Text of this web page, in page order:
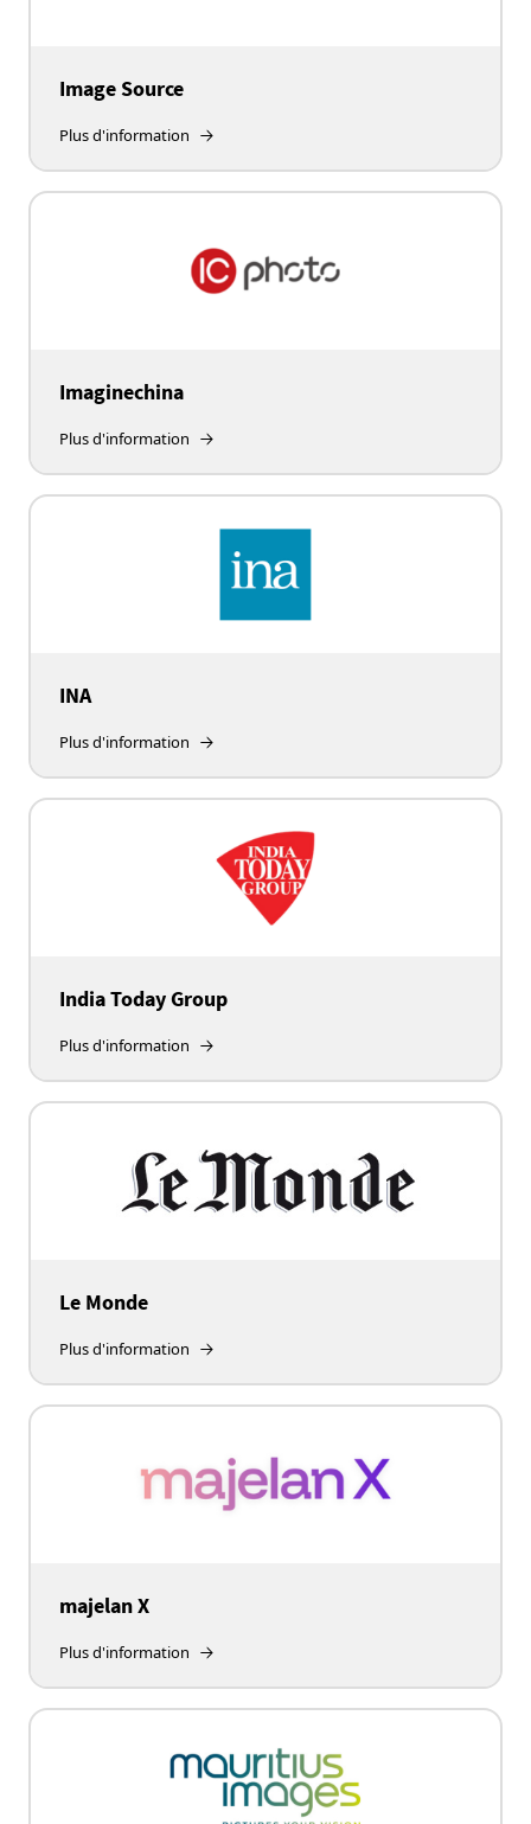
Image Source
Plus d'information
Imaginechina
Plus d'information
INA
Plus d'information
India Today Group
Plus d'information
Le Monde
Plus d'information
majelan X
Plus d'information